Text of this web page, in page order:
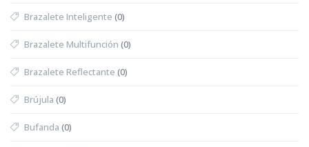
Brazalete Inteligente (0)
Brazalete Multifunción (0)
Brazalete Reflectante (0)
Brújula (0)
Bufanda (0)